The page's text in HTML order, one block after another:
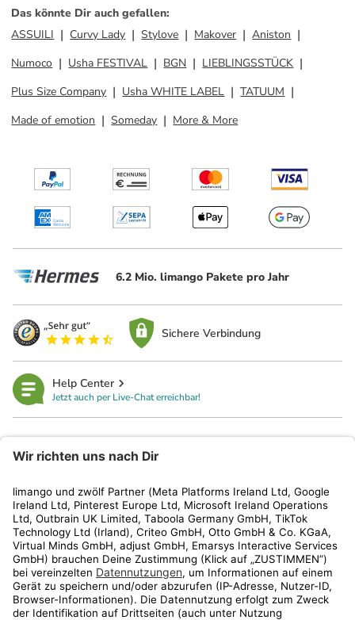
Das könnte Dir auch gefallen:
ASSUILI
Curvy Lady Stylove Makover
Aniston
Numoco
Usha FESTIVAL BGN
LIEBLINGSSTÜCK
Plus Size Company
Usha WHITE LABEL
TATUUM
Made of emotion
Someday More & More
6.2 Mio. limango Pakete pro Jahr
Sichere Verbindung
Help Center
Jetzt auch per Live-Chat erreichbar!
Kundenservice
Shop
Aktionen